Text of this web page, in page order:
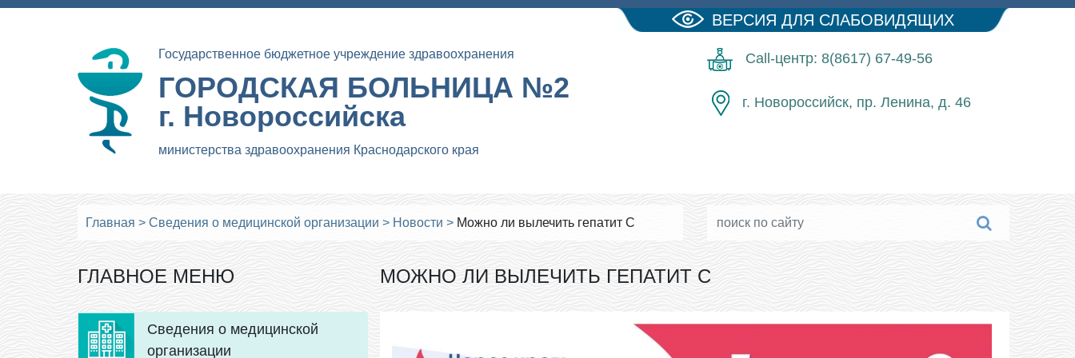
ВЕРСИЯ ДЛЯ СЛАБОВИДЯЩИХ
Государственное бюджетное учреждение здравоохранения
ГОРОДСКАЯ БОЛЬНИЦА №2
г. Новороссийска
министерства здравоохранения Краснодарского края
Call-центр: 8(8617) 67-49-56
г. Новороссийск, пр. Ленина, д. 46
Главная > Сведения о медицинской организации > Новости > Можно ли вылечить гепатит С
ГЛАВНОЕ МЕНЮ
Сведения о медицинской
организации
МОЖНО ЛИ ВЫЛЕЧИТЬ ГЕПАТИТ С